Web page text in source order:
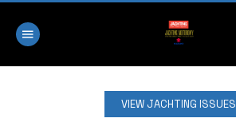
VIEW JACHTING ISSUES